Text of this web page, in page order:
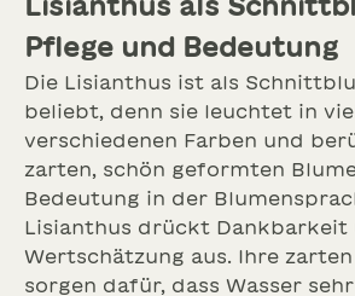
Pflege und Bedeutung
Die Lisianthus ist als
beliebt, denn sie leuchtet in
verschiedenen Farben und
zarten, schön geformten
Bedeutung in der
Lisianthus drückt Dankbarkeit
Wertschätzung aus. Ihre
sorgen dafür, dass Wasser